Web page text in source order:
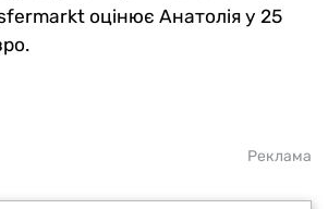
оцінює Анатолія у 25
Реклама